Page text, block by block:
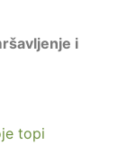
i
topi